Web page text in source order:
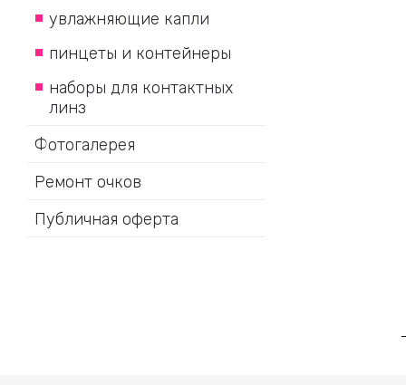
увлажняющие капли
пинцеты и контейнеры
наборы для контактных
линз
Фотогалерея
Ремонт очков
Публичная оферта